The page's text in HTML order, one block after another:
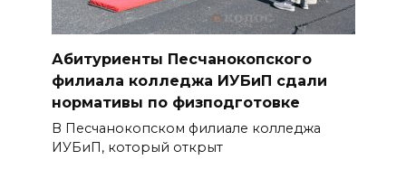
Абитуриенты Песчанокопского
филиала колледжа ИУБиП сдали
нормативы по физподготовке
В Песчанокопском филиале колледжа
ИУБиП, который открыт